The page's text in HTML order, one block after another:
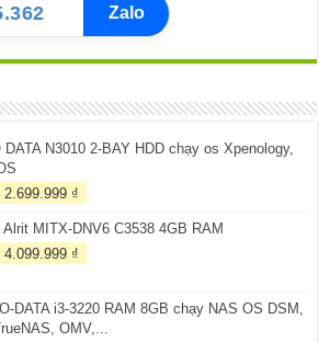
Zalo
N3010 2-BAY HDD chạy os Xpenology,
Giá
2.899.999 ₫.
2.699.999 ₫
tại
MITX-DNV6 C3538 4GB RAM
Giá
₫.
4.099.999 ₫
là:
4.099.999 ₫.
DATA i3-3220 RAM 8GB chạy NAS OS DSM,
OMV,...